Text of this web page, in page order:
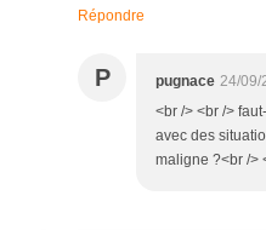
Répondre
P pugnace 24/09/
<br /> <br />
avec des
maligne ?<br />